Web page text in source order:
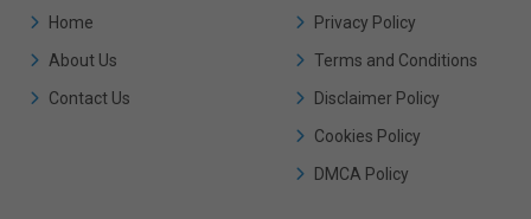
Home
About Us
Contact Us
Privacy Policy
Terms and Conditions
Disclaimer Policy
Cookies Policy
DMCA Policy